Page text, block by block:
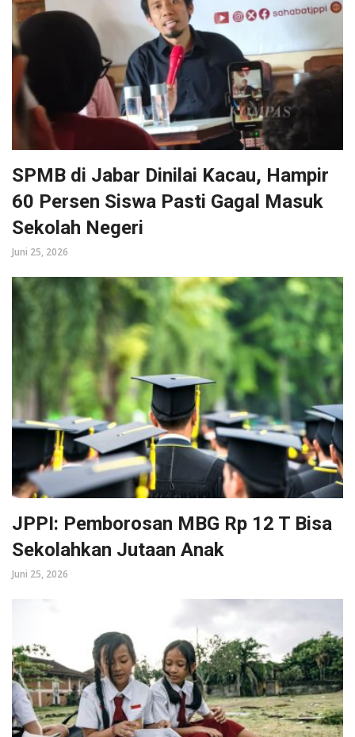
SPMB di Jabar Dinilai Kacau, Hampir
60 Persen Siswa Pasti Gagal Masuk
Sekolah Negeri
Juni 25, 2026
JPPI: Pemborosan MBG Rp 12 T Bisa
Sekolahkan Jutaan Anak
Juni 25, 2026